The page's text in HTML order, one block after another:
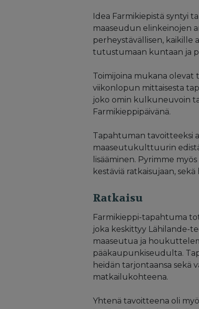
Idea Farmikiepistä syntyi
maaseudun elinkeinojen
perheystävällisen, kaikille
tutustumaan kuntaan ja
Toimijoina mukana olevat
viikonlopun mittaisesta
joko omin kulkuneuvoin
Farmikieppipäivänä.
Tapahtuman tavoitteeksi
maaseutukulttuurin
lisääminen. Pyrimme
kestäviä ratkaisujaan,
Ratkaisu
Farmikieppi-tapahtuma
joka keskittyy Lähilande-
maaseutua ja
pääkaupunkiseudulta.
heidän tarjontaansa sekä
matkailukohteena.
Yhtenä tavoitteena oli